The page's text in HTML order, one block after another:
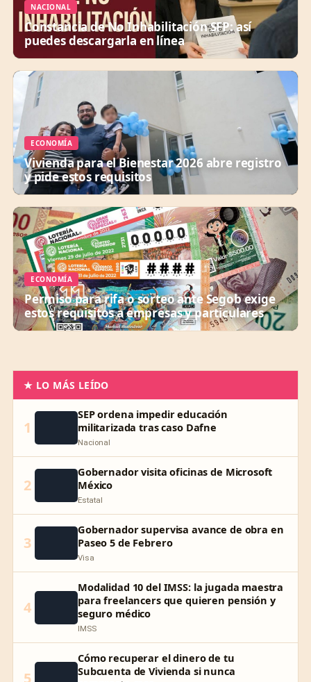
NACIONAL
Constancia de No Inhabilitación SFP: así
puedes descargarla en línea
ECONOMÍA
Vivienda para el Bienestar 2026 abre registro
y pide estos requisitos
ECONOMÍA
Permiso para rifa o sorteo ante Segob exige
estos requisitos a empresas y particulares
★ LO MÁS LEÍDO
1
SEP ordena impedir educación
militarizada tras caso Dafne
Nacional
2
Gobernador visita oficinas de Microsoft
México
Estatal
3
Gobernador supervisa avance de obra en
Paseo 5 de Febrero
Visa
4
Modalidad 10 del IMSS: la jugada maestra
para freelancers que quieren pensión y
seguro médico
IMSS
5
Cómo recuperar el dinero de tu
Subcuenta de Vivienda si nunca